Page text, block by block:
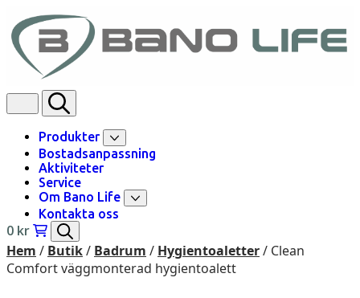
Skip to content
Produkter
Bostadsanpassning
Aktiviteter
Service
Om Bano Life
Kontakta oss
0 kr
Hem / Butik/ Badrum / Hygientoaletter/ Clean
Comfort väggmonterad hygientoalett